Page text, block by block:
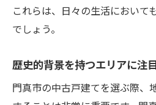
これらは、日々の生活において
でしょう。
歴史的背景を持つエリアに注
門真市の中古戸建てを選ぶ際、